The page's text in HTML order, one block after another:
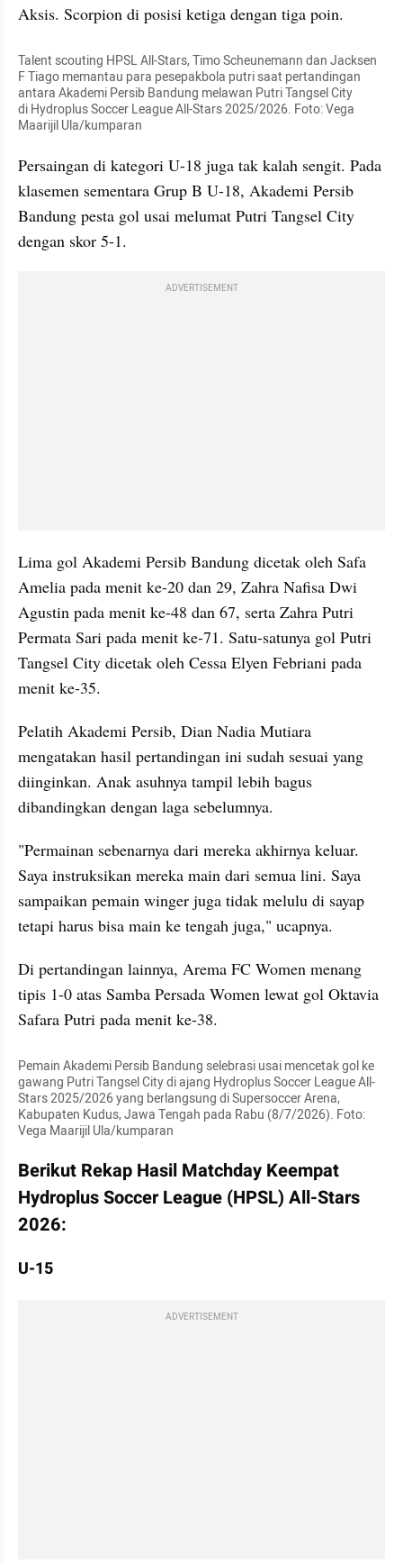
Aksis. Scorpion di posisi ketiga dengan tiga poin.
Talent scouting HPSL All-Stars, Timo Scheunemann dan Jacksen
F Tiago memantau para pesepakbola putri saat pertandingan
antara Akademi Persib Bandung melawan Putri Tangsel City
di Hydroplus Soccer League All-Stars 2025/2026. Foto: Vega
Maarijil Ula/kumparan
Persaingan di kategori U-18 juga tak kalah sengit. Pada
klasemen sementara Grup B U-18, Akademi Persib
Bandung pesta gol usai melumat Putri Tangsel City
dengan skor 5-1.
ADVERTISEMENT
Lima gol Akademi Persib Bandung dicetak oleh Safa
Amelia pada menit ke-20 dan 29, Zahra Nafisa Dwi
Agustin pada menit ke-48 dan 67, serta Zahra Putri
Permata Sari pada menit ke-71. Satu-satunya gol Putri
Tangsel City dicetak oleh Cessa Elyen Febriani pada
menit ke-35.
Pelatih Akademi Persib, Dian Nadia Mutiara
mengatakan hasil pertandingan ini sudah sesuai yang
diinginkan. Anak asuhnya tampil lebih bagus
dibandingkan dengan laga sebelumnya.
"Permainan sebenarnya dari mereka akhirnya keluar.
Saya instruksikan mereka main dari semua lini. Saya
sampaikan pemain winger juga tidak melulu di sayap
tetapi harus bisa main ke tengah juga," ucapnya.
Di pertandingan lainnya, Arema FC Women menang
tipis 1-0 atas Samba Persada Women lewat gol Oktavia
Safara Putri pada menit ke-38.
Pemain Akademi Persib Bandung selebrasi usai mencetak gol ke
gawang Putri Tangsel City di ajang Hydroplus Soccer League All-
Stars 2025/2026 yang berlangsung di Supersoccer Arena,
Kabupaten Kudus, Jawa Tengah pada Rabu (8/7/2026). Foto:
Vega Maarijil Ula/kumparan
Berikut Rekap Hasil Matchday Keempat
Hydroplus Soccer League (HPSL) All-Stars
2026:
U-15
ADVERTISEMENT